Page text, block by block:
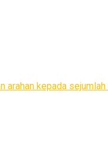
kepada